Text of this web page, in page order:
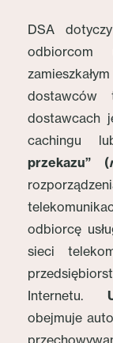
DSA
odbiorcom
dostawcach
cachingu
przekazu” (
odbiorcę
sieci
Internetu.
obejmuje